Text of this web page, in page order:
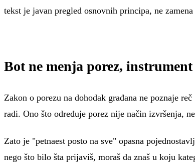
tekst je javan pregled osnovnih principa, ne
Bot ne menja porez,
Zakon o porezu na dohodak građana ne poznaje
radi. Ono što određuje porez nije način izvršenja,
Zato je "petnaest posto na sve" opasna
nego što bilo šta prijaviš, moraš da znaš u koju